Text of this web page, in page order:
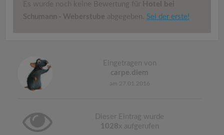
Es wurde noch keine Bewertung für Hotel bei
Schumann · Weberstube abgegeben. Sei der erste!
Eingetragen von
carpe.diem
am 27.01.2016
Dieser Eintrag wurde
1028x aufgerufen